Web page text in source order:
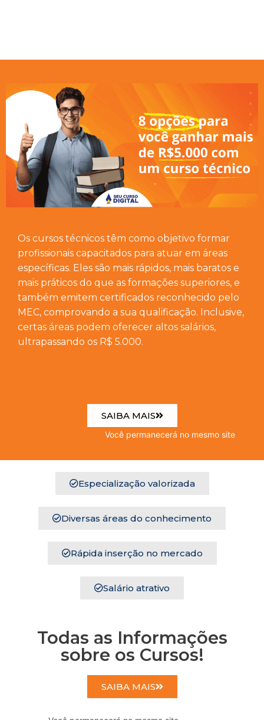
Os cursos técnicos têm como objetivo formar
profissionais capacitados para atuar em áreas
específicas. Eles são mais rápidos, mais baratos e
mais práticos do que as formações superiores, e
também emitem certificados reconhecido pelo
MEC, comprovando a sua qualificação. Inclusive,
certas áreas podem oferecer altos salários,
ultrapassando os R$ 5.000.
SAIBA MAIS
Você permanecerá no mesmo site
Especialização valorizada
Diversas áreas do conhecimento
Rápida inserção no mercado
Salário atrativo
Todas as Informações
sobre os Cursos!
SAIBA MAIS